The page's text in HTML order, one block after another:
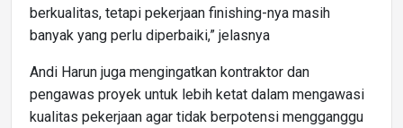
berkualitas, tetapi pekerjaan finishing-nya masih
banyak yang perlu diperbaiki,” jelasnya
Andi Harun juga mengingatkan kontraktor dan
pengawas proyek untuk lebih ketat dalam mengawasi
kualitas pekerjaan agar tidak berpotensi mengganggu